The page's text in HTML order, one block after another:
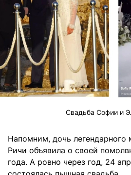
Свадьба Софии и
Напомним, дочь легендарного
Ричи объявила о своей
года. А ровно через год, 24